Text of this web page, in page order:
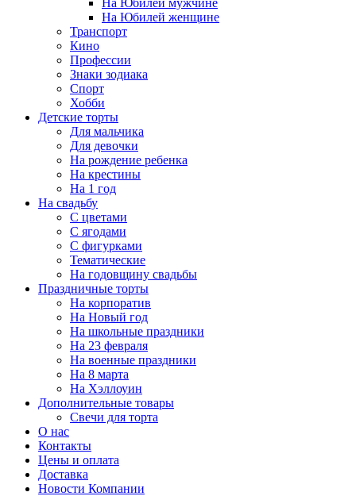
На Юбилей мужчине
На Юбилей женщине
Транспорт
Кино
Профессии
Знаки зодиака
Спорт
Хобби
Детские торты
Для мальчика
Для девочки
На рождение ребенка
На крестины
На 1 год
На свадьбу
С цветами
С ягодами
С фигурками
Тематические
На годовщину свадьбы
Праздничные торты
На корпоратив
На Новый год
На школьные праздники
На 23 февраля
На военные праздники
На 8 марта
На Хэллоуин
Дополнительные товары
Свечи для торта
О нас
Контакты
Цены и оплата
Доставка
Новости Компании